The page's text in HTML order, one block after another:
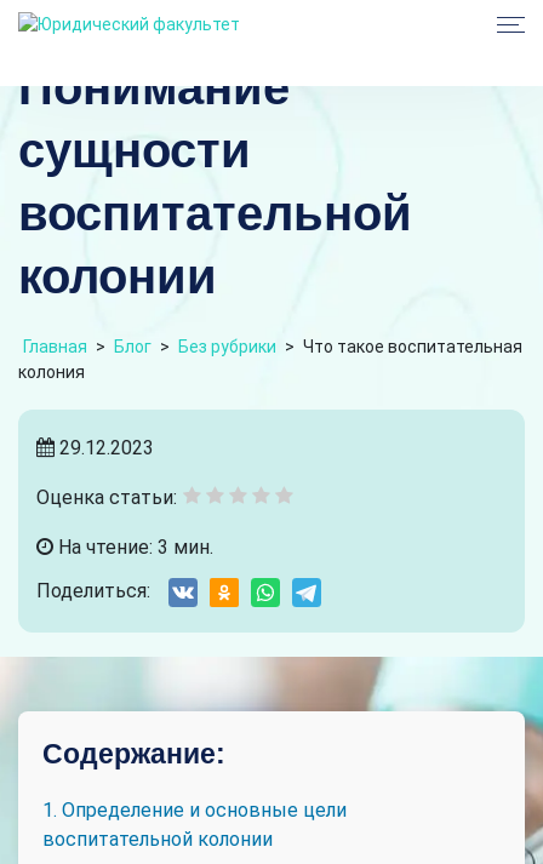
Понимание
сущности
воспитательной
колонии
Главная > Блог > Без рубрики > Что такое воспитательная
колония
29.12.2023
Оценка статьи:
На чтение: 3 мин.
Поделиться:
Содержание:
1. Определение и основные цели
воспитательной колонии